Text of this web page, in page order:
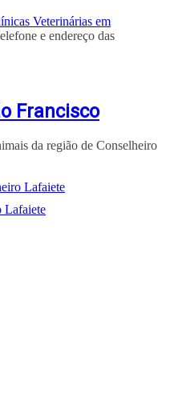
Veterinárias em
e endereço das
Francisco
da região de Conselheiro
Lafaiete
Lafaiete